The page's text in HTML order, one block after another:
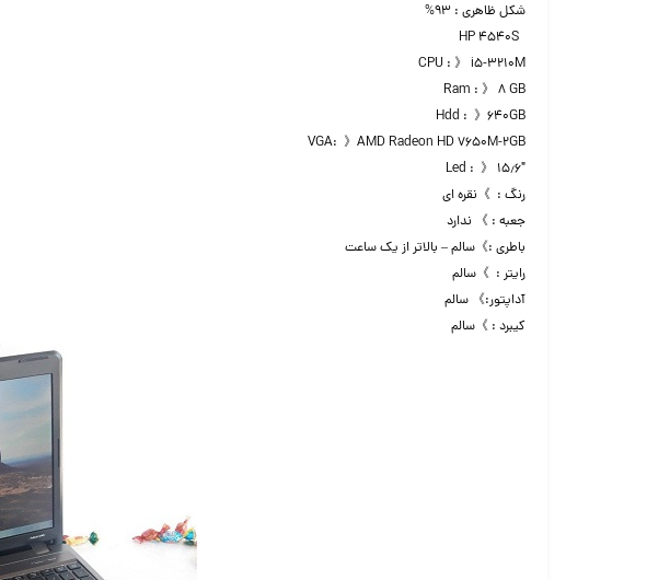
شکل ظاهری : ۹۳%
CPU : 》 i5-3210M
Ram : 》 ۸ GB
Hdd : 》۶۴۰GB
VGA: 》AMD Radeon HD 7650M-2GB
Led : 》 ۱۵٫۶″
رنگ : 》نقره ای
جعبه : 》 ندارد
باطری :》سالم – بالاتر از یک ساعت
رایتر : 》سالم
آداپتور:》 سالم
کیبرد : 》سالم